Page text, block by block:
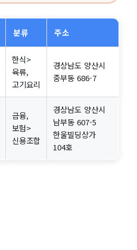
분류 주소
한식>
육류,
고기요리
경상남도 양산시
중부동 686-7
금융,
보험>
신용조합
경상남도 양산시
남부동 607-5
한울빌딩상가
104호